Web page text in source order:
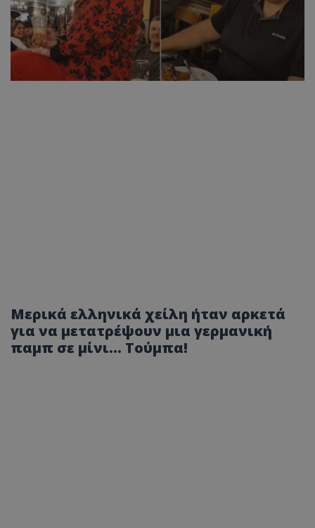
Μερικά ελληνικά χείλη ήταν αρκετά
για να μετατρέψουν μια γερμανική
παμπ σε μίνι... Τούμπα!